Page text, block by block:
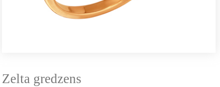
Zelta gredzens